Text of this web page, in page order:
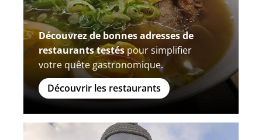
Découvrez de bonnes adresses de
restaurants testéspour simplifier
votre quête gastronomique.
Découvrir les restaurants